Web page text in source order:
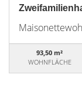
93,50 m²
WOHNFLÄCHE